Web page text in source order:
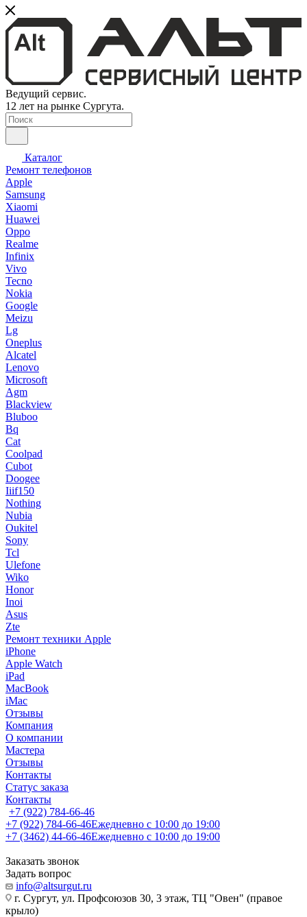
Ведущий сервис.
12 лет на рынке Сургута.
Каталог
Ремонт телефонов
Apple
Samsung
Xiaomi
Huawei
Oppo
Realme
Infinix
Vivo
Tecno
Nokia
Google
Meizu
Lg
Oneplus
Alcatel
Lenovo
Microsoft
Agm
Blackview
Bluboo
Bq
Cat
Coolpad
Cubot
Doogee
Iiif150
Nothing
Nubia
Oukitel
Sony
Tcl
Ulefone
Wiko
Honor
Inoi
Asus
Zte
Ремонт техники Apple
iPhone
Apple Watch
iPad
MacBook
iMac
Отзывы
Компания
О компании
Мастера
Отзывы
Контакты
Статус заказа
Контакты
+7 (922) 784-66-46
+7 (922) 784-66-46Ежедневно с 10:00 до 19:00
+7 (3462) 44-66-46Ежедневно с 10:00 до 19:00
Заказать звонок
Задать вопрос
info@altsurgut.ru
г. Сургут, ул. Профсоюзов 30, 3 этаж, ТЦ "Овен" (правое
крыло)